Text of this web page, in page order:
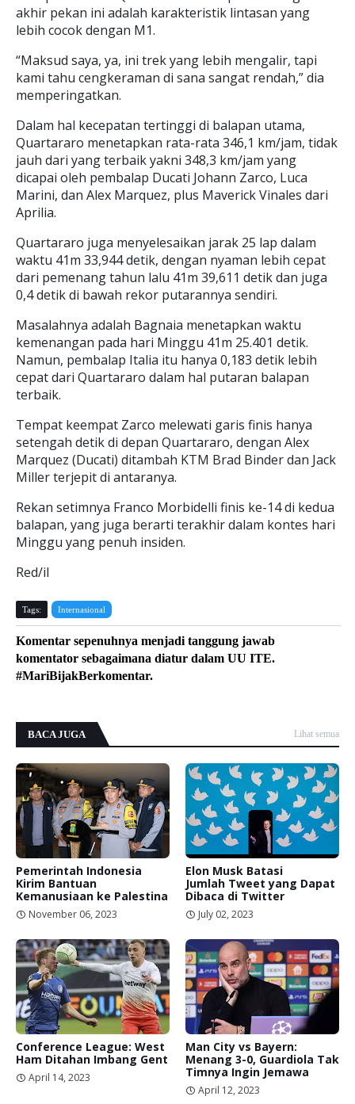
akhir pekan ini adalah karakteristik lintasan yang
lebih cocok dengan M1.
“Maksud saya, ya, ini trek yang lebih mengalir, tapi
kami tahu cengkeraman di sana sangat rendah,” dia
memperingatkan.
Dalam hal kecepatan tertinggi di balapan utama,
Quartararo menetapkan rata-rata 346,1 km/jam, tidak
jauh dari yang terbaik yakni 348,3 km/jam yang
dicapai oleh pembalap Ducati Johann Zarco, Luca
Marini, dan Alex Marquez, plus Maverick Vinales dari
Aprilia.
Quartararo juga menyelesaikan jarak 25 lap dalam
waktu 41m 33,944 detik, dengan nyaman lebih cepat
dari pemenang tahun lalu 41m 39,611 detik dan juga
0,4 detik di bawah rekor putarannya sendiri.
Masalahnya adalah Bagnaia menetapkan waktu
kemenangan pada hari Minggu 41m 25.401 detik.
Namun, pembalap Italia itu hanya 0,183 detik lebih
cepat dari Quartararo dalam hal putaran balapan
terbaik.
Tempat keempat Zarco melewati garis finis hanya
setengah detik di depan Quartararo, dengan Alex
Marquez (Ducati) ditambah KTM Brad Binder dan Jack
Miller terjepit di antaranya.
Rekan setimnya Franco Morbidelli finis ke-14 di kedua
balapan, yang juga berarti terakhir dalam kontes hari
Minggu yang penuh insiden.
Red/il
Tags: Internasional
Komentar sepenuhnya menjadi tanggung jawab
komentator sebagaimana diatur dalam UU ITE.
#MariBijakBerkomentar.
BACA JUGA Lihat semua
Pemerintah Indonesia
Kirim Bantuan
Kemanusiaan ke Palestina
November 06, 2023
Elon Musk Batasi
Jumlah Tweet yang Dapat
Dibaca di Twitter
July 02, 2023
Conference League: West
Ham Ditahan Imbang Gent
April 14, 2023
Man City vs Bayern:
Menang 3-0, Guardiola Tak
Timnya Ingin Jemawa
April 12, 2023